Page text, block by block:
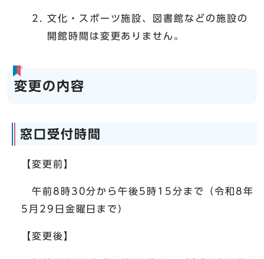
文化・スポーツ施設、図書館などの施設の
開館時間は変更ありません。
変更の内容
窓口受付時間
【変更前】
午前8時30分から午後5時15分まで（令和8年
5月29日金曜日まで）
【変更後】